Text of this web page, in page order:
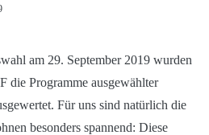
am 29. September 2019 wurden
die Programme ausgewählter
Für uns sind natürlich die
besonders spannend: Diese